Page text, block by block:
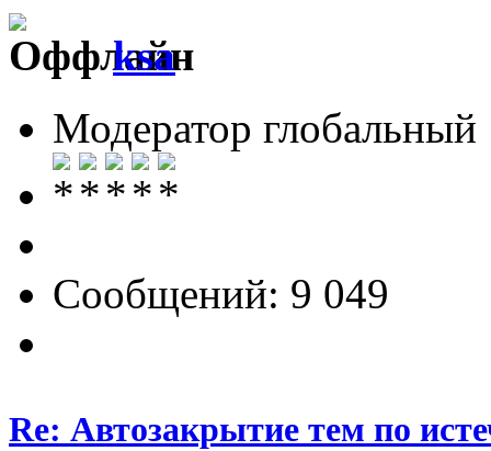
ksa
Модератор глобальный
Сообщений: 9 049
Re: Автозакрытие тем по